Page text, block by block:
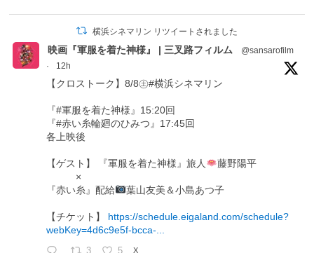
横浜シネマリン リツイートされました
映画『軍服を着た神様』 | 三叉路フィルム
@sansarofilm
·
12h
【クロストーク】8/8㊏#横浜シネマリン
『#軍服を着た神様』15:20回
『#赤い糸輪廻のひみつ』17:45回
各上映後
【ゲスト】 『軍服を着た神様』旅人
藤野陽平
×
『赤い糸』配給
葉山友美＆小島あつ子
【チケット】 https://schedule.eigaland.com/schedule?
webKey=4d6c9e5f-bcca-...
X